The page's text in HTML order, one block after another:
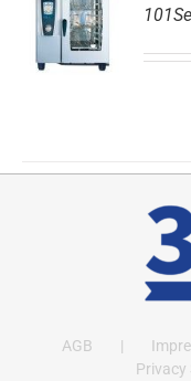
DETAILS
AGB
Privacy